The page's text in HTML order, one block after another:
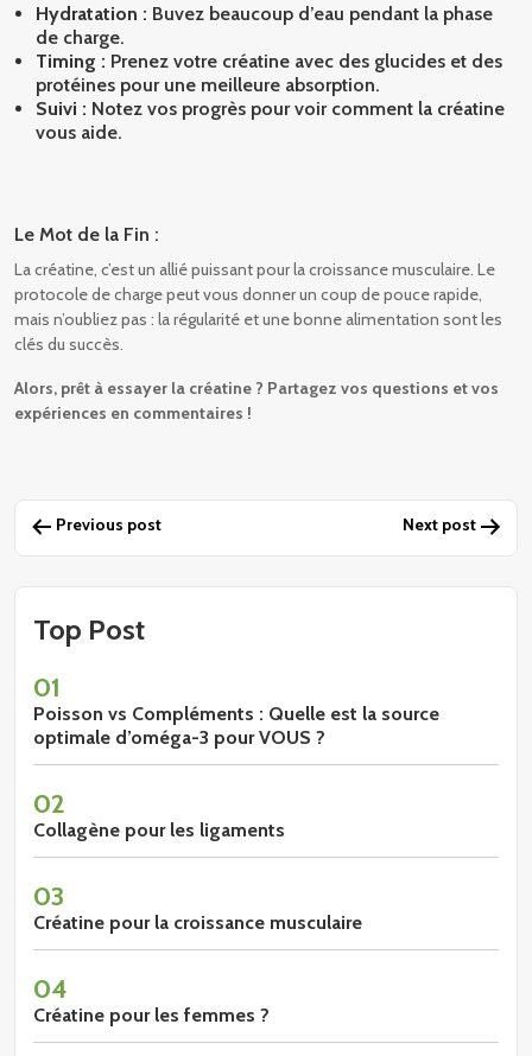
Hydratation : Buvez beaucoup d’eau pendant la phase
de charge.
Timing : Prenez votre créatine avec des glucides et des
protéines pour une meilleure absorption.
Suivi : Notez vos progrès pour voir comment la créatine
vous aide.
Le Mot de la Fin :
La créatine, c’est un allié puissant pour la croissance musculaire. Le
protocole de charge peut vous donner un coup de pouce rapide,
mais n’oubliez pas : la régularité et une bonne alimentation sont les
clés du succès.
Alors, prêt à essayer la créatine ? Partagez vos questions et vos
expériences en commentaires !
Navigation
de
Previous post Next post
Top Post
01
Poisson vs Compléments : Quelle est la source
optimale d’oméga-3 pour VOUS ?
02
Collagène pour les ligaments
03
Créatine pour la croissance musculaire
04
Créatine pour les femmes ?